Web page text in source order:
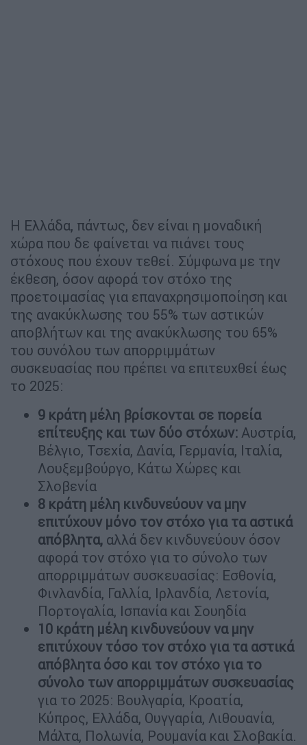
Η Ελλάδα, πάντως, δεν είναι η μοναδική
χώρα που δε φαίνεται να πιάνει τους
στόχους που έχουν τεθεί. Σύμφωνα με την
έκθεση, όσον αφορά τον στόχο της
προετοιμασίας για επαναχρησιμοποίηση και
της ανακύκλωσης του 55% των αστικών
αποβλήτων και της ανακύκλωσης του 65%
του συνόλου των απορριμμάτων
συσκευασίας που πρέπει να επιτευχθεί έως
το 2025:
9 κράτη μέλη βρίσκονται σε πορεία
επίτευξης και των δύο στόχων: Αυστρία,
Βέλγιο, Τσεχία, Δανία, Γερμανία, Ιταλία,
Λουξεμβούργο, Κάτω Χώρες και
Σλοβενία
8 κράτη μέλη κινδυνεύουν να μην
επιτύχουν μόνο τον στόχο για τα αστικά
απόβλητα, αλλά δεν κινδυνεύουν όσον
αφορά τον στόχο για το σύνολο των
απορριμμάτων συσκευασίας: Εσθονία,
Φινλανδία, Γαλλία, Ιρλανδία, Λετονία,
Πορτογαλία, Ισπανία και Σουηδία
10 κράτη μέλη κινδυνεύουν να μην
επιτύχουν τόσο τον στόχο για τα αστικά
απόβλητα όσο και τον στόχο για το
σύνολο των απορριμμάτων συσκευασίας
για το 2025: Βουλγαρία, Κροατία,
Κύπρος, Ελλάδα, Ουγγαρία, Λιθουανία,
Μάλτα, Πολωνία, Ρουμανία και Σλοβακία.